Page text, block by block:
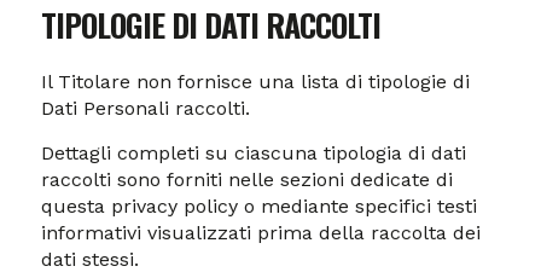
TIPOLOGIE DI DATI RACCOLTI
Il Titolare non fornisce una lista di tipologie di
Dati Personali raccolti.
Dettagli completi su ciascuna tipologia di dati
raccolti sono forniti nelle sezioni dedicate di
questa privacy policy o mediante specifici testi
informativi visualizzati prima della raccolta dei
dati stessi.